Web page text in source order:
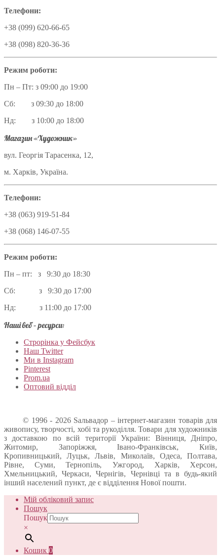
Телефони:
+38 (099) 620-66-65
+38 (098) 820-36-36
Режим роботи:
Пн – Пт: з 09:00 до 19:00
Сб: з 09:30 до 18:00
Нд: з 10:00 до 18:00
Магазин «Художник»
вул. Георгія Тарасенка, 12,
м. Харків, Україна.
Телефони:
+38 (063) 919-51-84
+38 (068) 146-07-55
Режим роботи:
Пн – пт: з 9:30 до 18:30
Сб: з 9:30 до 17:00
Нд: з 11:00 до 17:00
Наші веб – ресурси:
Строрінка у Фейсбук
Наш Twitter
Ми в Instagram
Pinterest
Prom.ua
Оптовий відділ
© 1996 - 2026 Sальвадор – інтернет-магазин товарів для
живопису, творчості, хобі та рукоділля. Товари для художників
з доставкою по всій території України: Вінниця, Дніпро,
Житомир, Запоріжжя, Івано-Франківськ, Київ,
Кропивницький, Луцьк, Львів, Миколаїв, Одеса, Полтава,
Рівне, Суми, Тернопіль, Ужгород, Харків, Херсон,
Хмельницький, Черкаси, Чернігів, Чернівці та в будь-який
інший населений пункт, де є відділення Нової пошти.
Мій обліковий запис
Пошук
Пошук
×
Кошик 0